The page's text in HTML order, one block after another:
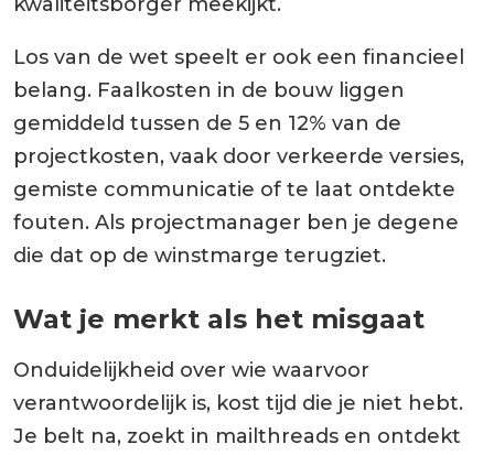
Los van de wet speelt er ook een financieel
belang. Faalkosten in de bouw liggen
gemiddeld tussen de 5 en 12% van de
projectkosten, vaak door verkeerde versies,
gemiste communicatie of te laat ontdekte
fouten. Als projectmanager ben je degene
die dat op de winstmarge terugziet.
Wat je merkt als het misgaat
Onduidelijkheid over wie waarvoor
verantwoordelijk is, kost tijd die je niet hebt.
Je belt na, zoekt in mailthreads en ontdekt